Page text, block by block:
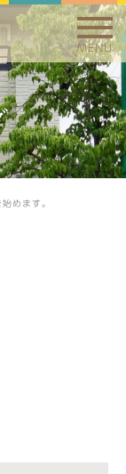
MENU
めます。